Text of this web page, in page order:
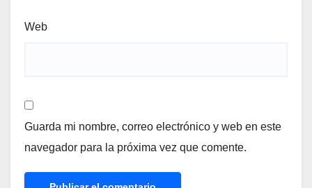
Web
Guarda mi nombre, correo electrónico y web en este
navegador para la próxima vez que comente.